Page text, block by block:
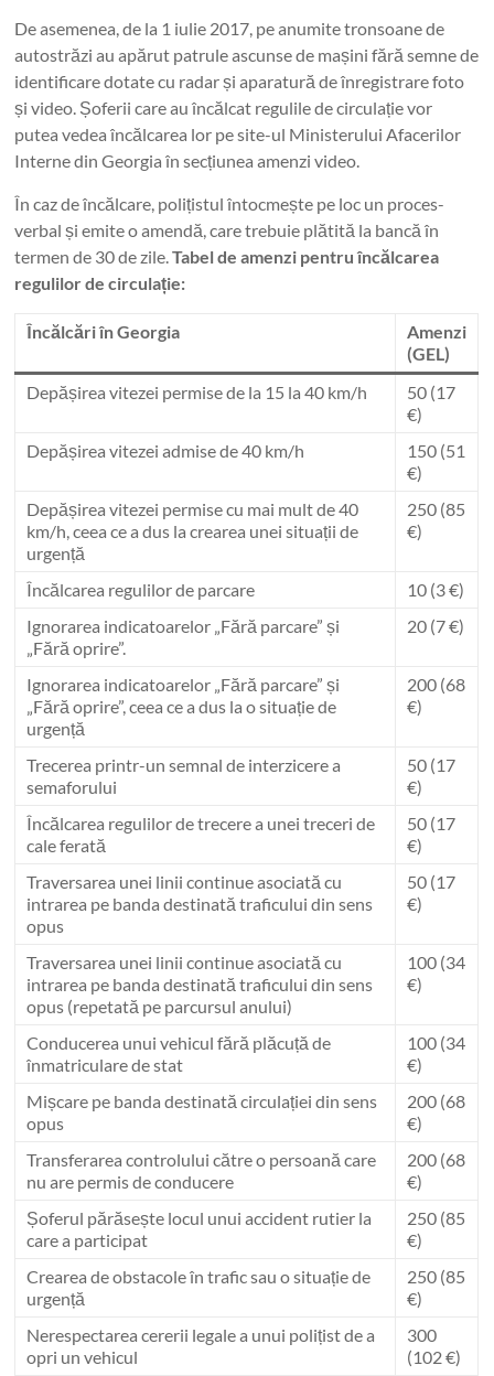
De asemenea, de la 1 iulie 2017, pe anumite tronsoane de
autostrăzi au apărut patrule ascunse de mașini fără semne de
identificare dotate cu radar și aparatură de înregistrare foto
și video. Șoferii care au încălcat regulile de circulație vor
putea vedea încălcarea lor pe site-ul Ministerului Afacerilor
Interne din Georgia în secțiunea amenzi video.
În caz de încălcare, polițistul întocmește pe loc un proces-
verbal și emite o amendă, care trebuie plătită la bancă în
termen de 30 de zile.Tabel de amenzi pentru încălcarea
regulilor de circulație:
Încălcări în Georgia
Amenzi
(GEL)
Depășirea vitezei permise de la 15 la 40 km/h
50 (17
€)
Depășirea vitezei admise de 40 km/h
150 (51
€)
Depășirea vitezei permise cu mai mult de 40
km/h, ceea ce a dus la crearea unei situații de
urgență
250 (85
€)
Încălcarea regulilor de parcare
10 (3 €)
Ignorarea indicatoarelor „Fără parcare” și
„Fără oprire”.
20 (7 €)
Ignorarea indicatoarelor „Fără parcare” și
„Fără oprire”, ceea ce a dus la o situație de
urgență
200 (68
€)
Trecerea printr-un semnal de interzicere a
semaforului
50 (17
€)
Încălcarea regulilor de trecere a unei treceri de
cale ferată
50 (17
€)
Traversarea unei linii continue asociată cu
intrarea pe banda destinată traficului din sens
opus
50 (17
€)
Traversarea unei linii continue asociată cu
intrarea pe banda destinată traficului din sens
opus (repetată pe parcursul anului)
100 (34
€)
Conducerea unui vehicul fără plăcuță de
înmatriculare de stat
100 (34
€)
Mișcare pe banda destinată circulației din sens
opus
200 (68
€)
Transferarea controlului către o persoană care
nu are permis de conducere
200 (68
€)
Șoferul părăsește locul unui accident rutier la
care a participat
250 (85
€)
Crearea de obstacole în trafic sau o situație de
urgență
250 (85
€)
Nerespectarea cererii legale a unui polițist de a
opri un vehicul
300
(102 €)